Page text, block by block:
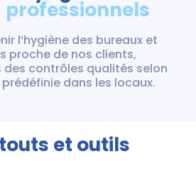
professionnels
l’hygiène des bureaux et
proche de nos clients,
contrôles qualités selon
dans les locaux.
et outils